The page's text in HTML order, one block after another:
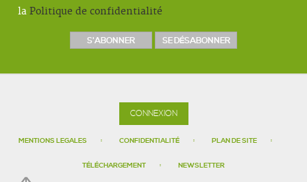
la Politique de confidentialité
CONNEXION
MENTIONS LEGALES CONFIDENTIALITÉ PLAN DE SITE
TÉLÉCHARGEMENT NEWSLETTER